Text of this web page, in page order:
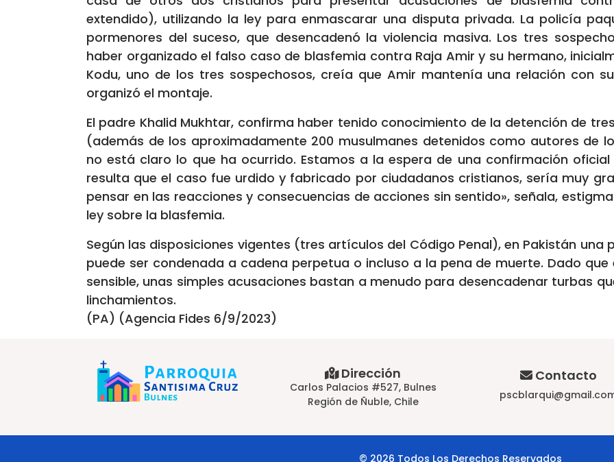
extendido), utilizando la ley para enmascarar una disputa privada. La policía
pormenores del suceso, que desencadenó la violencia masiva. Los tres
haber organizado el falso caso de blasfemia contra Raja Amir y su hermano,
Kodu, uno de los tres sospechosos, creía que Amir mantenía una relación con
organizó el montaje.
El padre Khalid Mukhtar, confirma haber tenido conocimiento de la detención de
(además de los aproximadamente 200 musulmanes detenidos como autores de
no está claro lo que ha ocurrido. Estamos a la espera de una confirmación oficial
resulta que el caso fue urdido y fabricado por ciudadanos cristianos, sería muy
pensar en las reacciones y consecuencias de acciones sin sentido», señala,
ley sobre la blasfemia.
Según las disposiciones vigentes (tres artículos del Código Penal), en Pakistán una
puede ser condenada a cadena perpetua o incluso a la pena de muerte. Dado que
sensible, unas simples acusaciones bastan a menudo para desencadenar turbas
linchamientos.
(PA) (Agencia Fides 6/9/2023)
Dirección
Carlos Palacios #527, Bulnes
Región de Ñuble, Chile
Contacto
© 2026 Todos Los Derechos Reservados